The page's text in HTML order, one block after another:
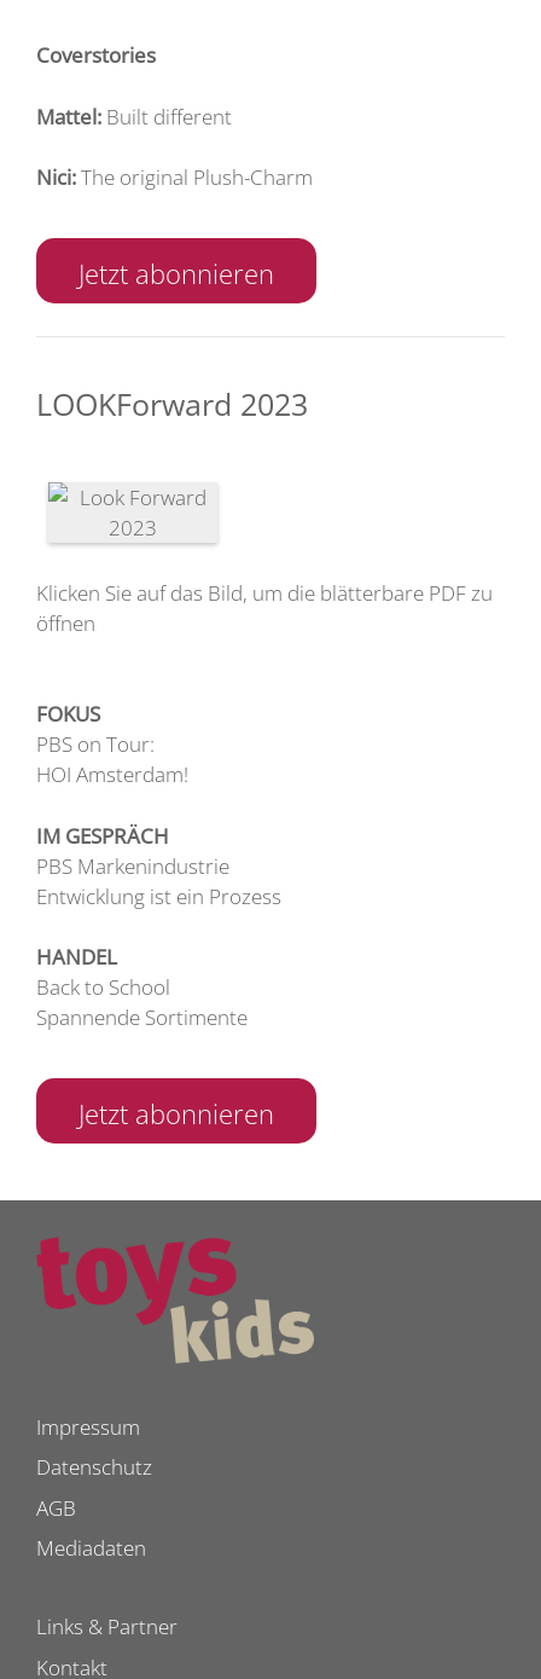
Coverstories
Mattel: Built different
Nici:The original Plush-Charm
Jetzt abonnieren
LOOKForward 2023
Klicken Sie auf das Bild, um die blätterbare PDF zu
öffnen
FOKUS
PBS on Tour:
HOI Amsterdam!
IM GESPRÄCH
PBS Markenindustrie
Entwicklung ist ein Prozess
HANDEL
Back to School
Spannende Sortimente
Jetzt abonnieren
Impressum
Datenschutz
AGB
Mediadaten
Links & Partner
Kontakt